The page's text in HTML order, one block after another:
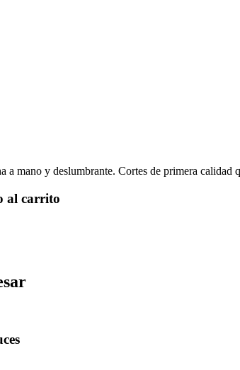
a mano y deslumbrante. Cortes de primera
al carrito